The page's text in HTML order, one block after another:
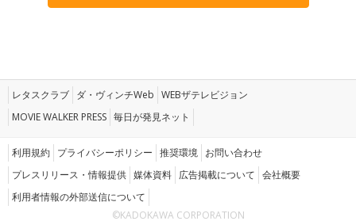
レタスクラブ ダ・ヴィンチWeb WEBザテレビジョン
MOVIE WALKER PRESS 毎日が発見ネット
利用規約 プライバシーポリシー 推奨環境 お問い合わせ
プレスリリース・情報提供 媒体資料 広告掲載について 会社概要
利用者情報の外部送信について
©KADOKAWA CORPORATION